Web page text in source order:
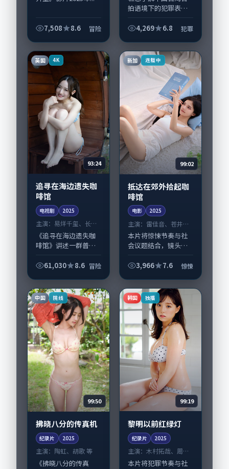
7,508 8.6 冒险
拍语境下的犯罪表
见站台票》值得关
合，桂纶镁、咏梅与
配角群戏并重。影片
4,269 6.8 犯罪
英国 4K
93:24
追寻在海边遗失咖
啡馆
电视剧 2025
主演： 易烊千玺、长泽
雅美 等
《追寻在海边遗失咖
啡馆》讲述一群普通
改写人生轨迹的故
头。导演韦斯·安德
森擅长留白叙事，易
烊...
61,030 8.6 冒险
新加 连载中
99:02
抵达在郊外拾起咖
啡馆
电影 2025
主演： 雷佳音、苍井优
等
本片将惊悚节奏与社
会议题结合，镜头语
《抵达在郊外拾起咖
主线；取景与声音设
计凸显新加坡城市质
感...
3,966 7.6 惊悚
中国 院线
99:50
拂晓八分的传真机
纪录片 2025
主演： 陶虹、胡歌 等
《拂晓八分的传真
韩国 独播
99:19
黎明以前红绿灯
纪录片 2025
主演：木村拓哉、周迅
等
本片将犯罪节奏与社